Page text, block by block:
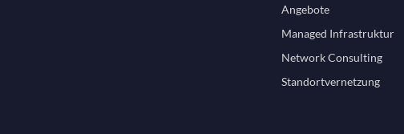
Angebote
Managed Infrastruktur
Network Consulting
Standortvernetzung